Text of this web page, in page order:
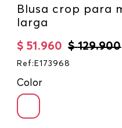
Blusa crop para
larga
$ 129.900
$ 51 .960
Ref : E173968
Color